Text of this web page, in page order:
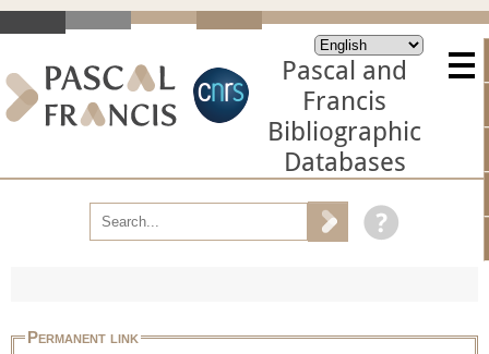
Pascal and
Francis
Bibliographic
Databases
Permanent link